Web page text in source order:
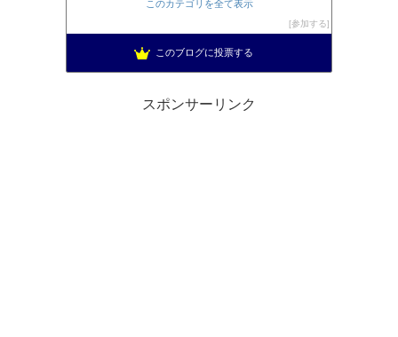
このカテゴリを全て表示
参加する
このブログに投票する
スポンサーリンク